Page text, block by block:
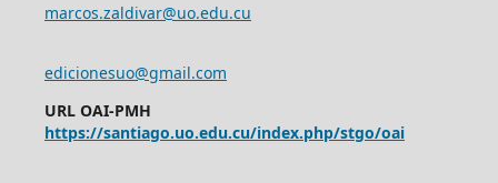
marcos.zaldivar@uo.edu.cu
edicionesuo@gmail.com
URL OAI-PMH
https://santiago.uo.edu.cu/index.php/stgo/oai